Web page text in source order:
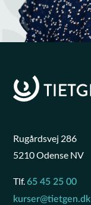
Rugårdsvej 286
5210 Odense NV
Tlf.65 45 25 00
kurser@tietgen.dk